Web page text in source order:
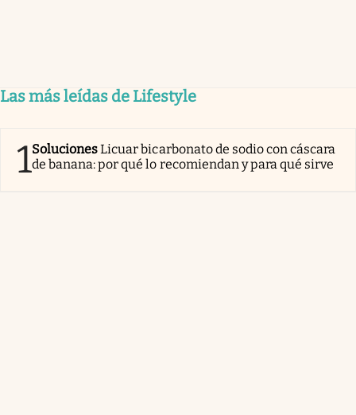
Las más leídas de Lifestyle
1SolucionesLicuar bicarbonato de sodio con cáscara
de banana: por qué lo recomiendan y para qué sirve